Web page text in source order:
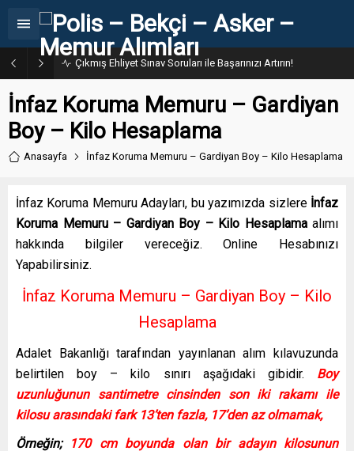
Çıkmış Ehliyet Sınav Soruları ile Başarınızı Artırın!
İnfaz Koruma Memuru – Gardiyan
Boy – Kilo Hesaplama
Anasayfa İnfaz Koruma Memuru – Gardiyan Boy – Kilo Hesaplama
İnfaz Koruma Memuru Adayları, bu yazımızda sizlereİnfaz
Koruma Memuru – Gardiyan Boy – Kilo Hesaplama alımı
hakkında bilgiler vereceğiz. Online Hesabınızı
Yapabilirsiniz.
İnfaz Koruma Memuru – Gardiyan Boy – Kilo
Hesaplama
Adalet Bakanlığı tarafından yayınlanan alım kılavuzunda
belirtilen boy – kilo sınırı aşağıdaki gibidir. Boy
uzunluğunun santimetre cinsinden son iki rakamı ile
kilosu arasındaki fark 13’ten fazla, 17’den az olmamak,
Örneğin; 170 cm boyunda olan bir adayın kilosunun